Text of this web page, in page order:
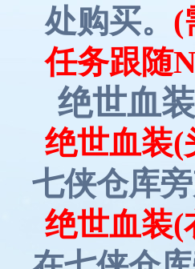
处购买。 (
任务跟随
绝世血
绝世血装(
七侠仓库
绝世血装(